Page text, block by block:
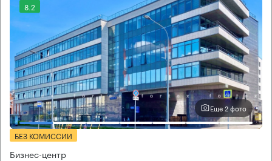
8.2
Еще 2 фото
БЕЗ КОМИССИИ
Бизнес-центр